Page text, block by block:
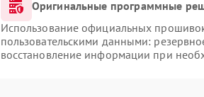
Оригинальные программные
Использование официальных
пользовательскими данными:
восстановление информации при